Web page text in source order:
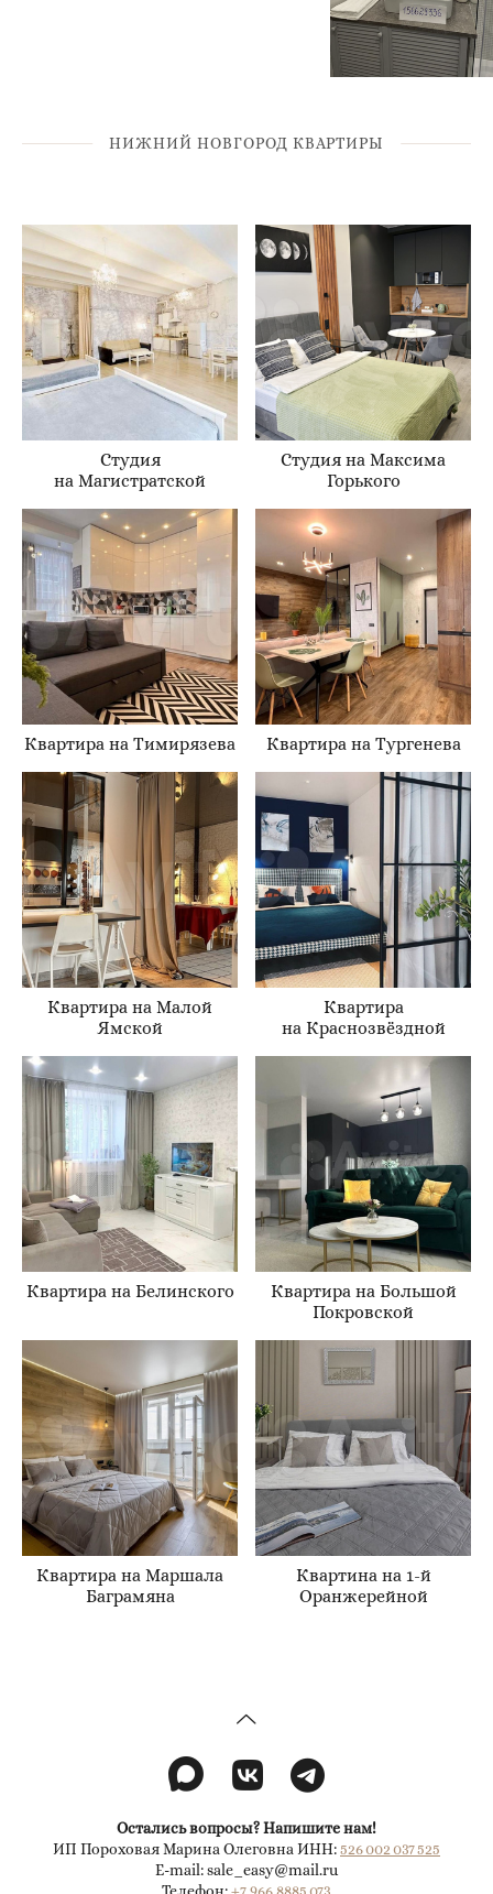
НИЖНИЙ НОВГОРОД КВАРТИРЫ
Студия
на Магистратской
Студия на Максима
Горького
Квартира на Тимирязева Квартира на Тургенева
Квартира на Малой
Ямской
Квартира
на Краснозвёздной
Квартира на Белинского
Квартира на Большой
Покровской
Квартира на Маршала
Баграмяна
Квартина на 1-й
Оранжерейной
Остались вопросы? Напишите нам!
ИП Пороховая Марина Олеговна ИНН:526 002 037 525
E-mail: sale_easy@mail.ru